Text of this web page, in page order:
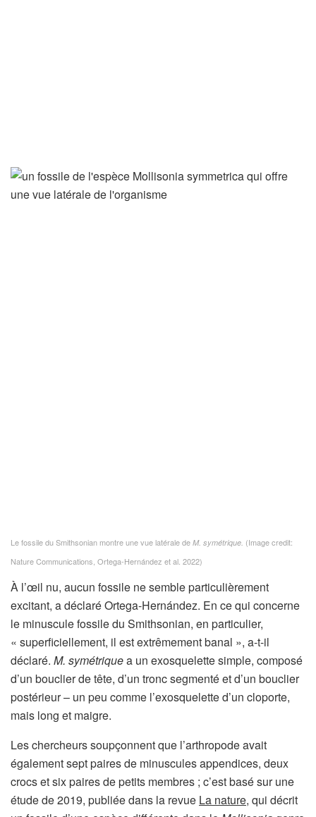
Le fossile du Smithsonian montre une vue latérale de M. symétrique. (Image credit:
Nature Communications, Ortega-Hernández et al. 2022)
À l’œil nu, aucun fossile ne semble particulièrement
excitant, a déclaré Ortega-Hernández. En ce qui concerne
le minuscule fossile du Smithsonian, en particulier,
« superficiellement, il est extrêmement banal », a-t-il
déclaré. M. symétriquea un exosquelette simple, composé
d’un bouclier de tête, d’un tronc segmenté et d’un bouclier
postérieur – un peu comme l’exosquelette d’un cloporte,
mais long et maigre.
Les chercheurs soupçonnent que l’arthropode avait
également sept paires de minuscules appendices, deux
crocs et six paires de petits membres ; c’est basé sur une
étude de 2019, publiée dans la revue La nature, qui décrit